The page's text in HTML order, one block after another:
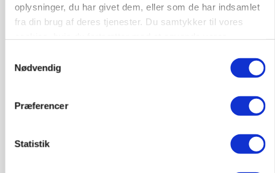
oplysninger, du har givet dem, eller som de har indsamlet
fra din brug af deres tjenester. Du samtykker til vores
Nødvendig
Præferencer
Statistik
Kalvepasser til ejendom i udvikling søges
6392, Bolderslev 03. aug.